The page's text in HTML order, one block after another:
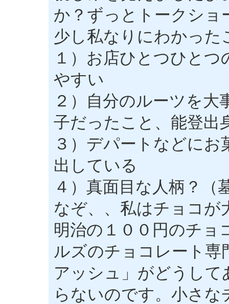
か？ずっとトークショ
少し私なりにわかった
１）お店ひとつひと
やすい
２）自分のルーツを
子だったこと、能登出
３）デパートなどに
出している
４）真面目な人柄？（
なぞ、、私はチョコが
明治の１００円のチョ
ルズのチョコレー
アッシュ」がどうし
らないのです。小さ